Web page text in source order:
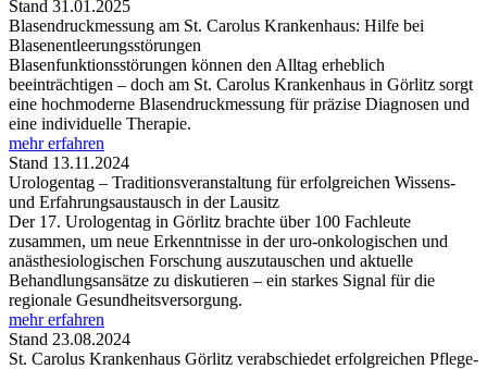
Stand 31.01.2025
Blasendruckmessung am St. Carolus Krankenhaus: Hilfe bei
Blasenentleerungsstörungen
Blasenfunktionsstörungen können den Alltag erheblich
beeinträchtigen – doch am St. Carolus Krankenhaus in Görlitz sorgt
eine hochmoderne Blasendruckmessung für präzise Diagnosen und
eine individuelle Therapie.
mehr erfahren
Stand 13.11.2024
Urologentag – Traditionsveranstaltung für erfolgreichen Wissens-
und Erfahrungsaustausch in der Lausitz
Der 17. Urologentag in Görlitz brachte über 100 Fachleute
zusammen, um neue Erkenntnisse in der uro-onkologischen und
anästhesiologischen Forschung auszutauschen und aktuelle
Behandlungsansätze zu diskutieren – ein starkes Signal für die
regionale Gesundheitsversorgung.
mehr erfahren
Stand 23.08.2024
St. Carolus Krankenhaus Görlitz verabschiedet erfolgreichen Pflege-